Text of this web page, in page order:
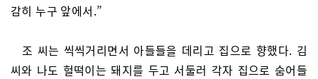
감히 누구 앞에서.”
조 씨는 씩씩거리면서 아들들을 데리고 집으로 향했다. 김
씨와 나도 헐떡이는 돼지를 두고 서둘러 각자 집으로 숨어들